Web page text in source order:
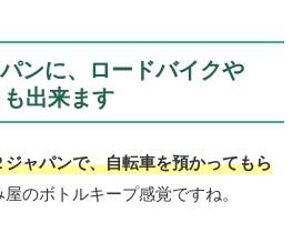
ンに、ロードバイクや
出来ます
ャパンで、自転車を預かってもら
屋のボトルキープ感覚ですね。